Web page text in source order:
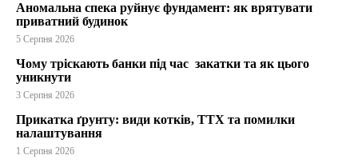
Аномальна спека руйнує фундамент: як врятувати
приватний будинок
5 Серпня 2026
Чому тріскають банки під час закатки та як цього
уникнути
3 Серпня 2026
Прикатка ґрунту: види котків, ТТХ та помилки
налаштування
1 Серпня 2026